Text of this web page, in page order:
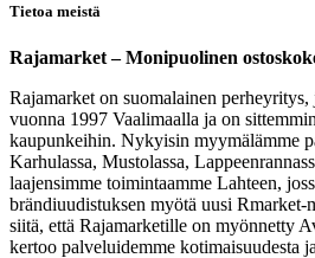
Tietoa meistä
Rajamarket – Monipuolinen
Rajamarket on suomalainen
vuonna 1997 Vaalimaalla ja on
kaupunkeihin. Nykyisin myymälämme
Karhulassa, Mustolassa,
laajensimme toimintaamme Lahteen,
brändiuudistuksen myötä uusi
siitä, että Rajamarketille on myönnetty
kertoo palveluidemme kotimaisuudesta